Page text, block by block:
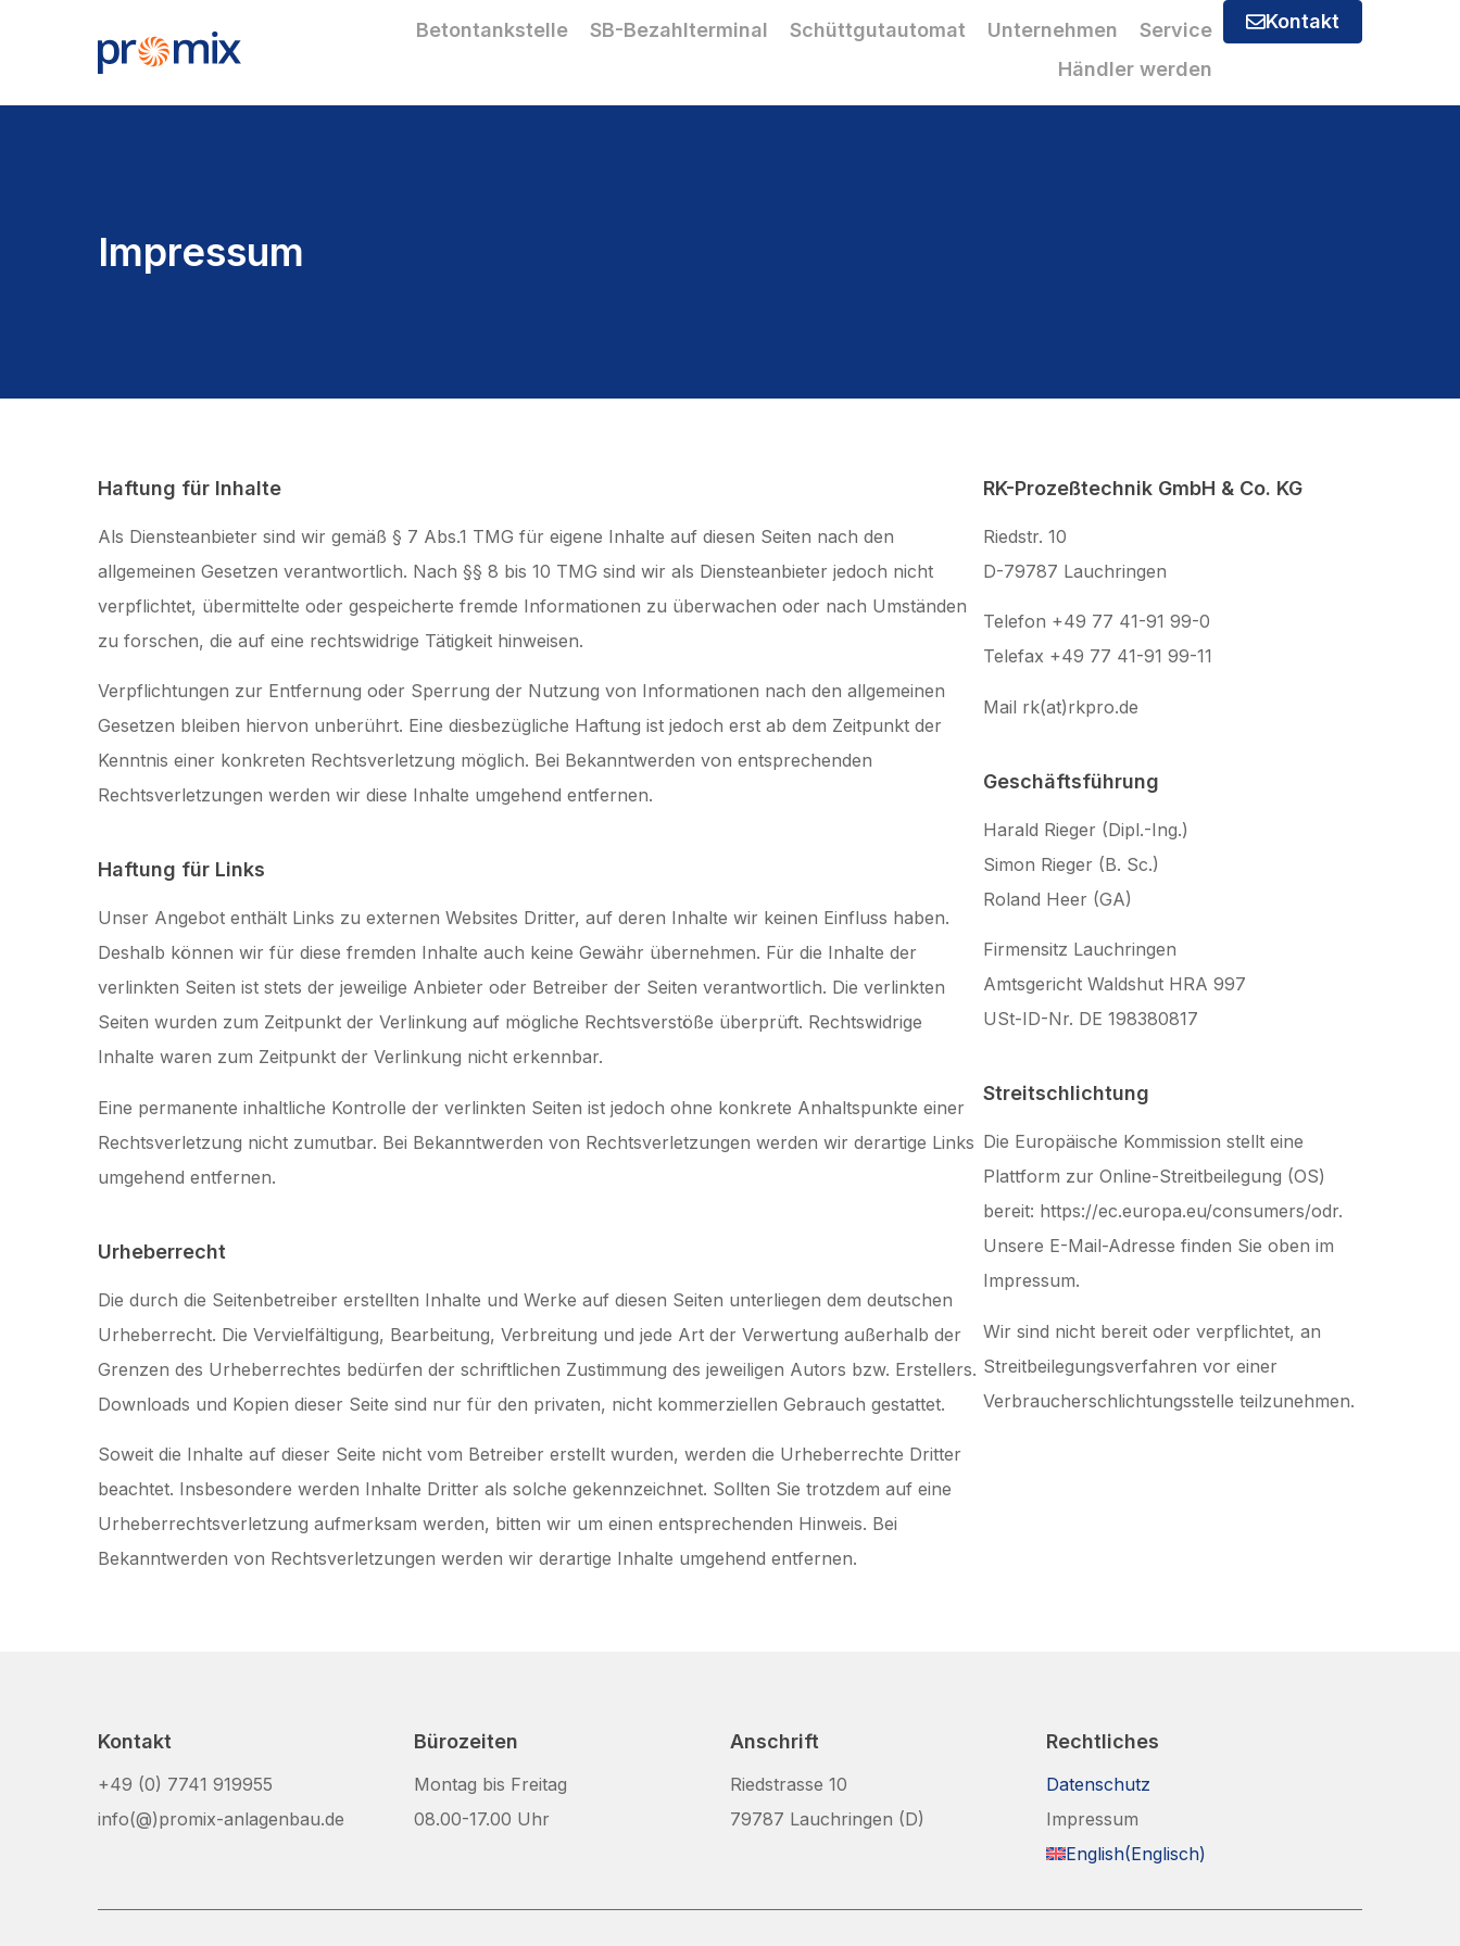
Betontankstelle SB-Bezahlterminal Schüttgutautomat Unternehmen
Service
Händler werden
Kontakt
Impressum
Haftung für Inhalte
Als Diensteanbieter sind wir gemäß § 7 Abs.1 TMG für eigene Inhalte auf diesen Seiten nach den
allgemeinen Gesetzen verantwortlich. Nach §§ 8 bis 10 TMG sind wir als Diensteanbieter jedoch nicht
verpflichtet, übermittelte oder gespeicherte fremde Informationen zu überwachen oder nach Umständen
zu forschen, die auf eine rechtswidrige Tätigkeit hinweisen.
Verpflichtungen zur Entfernung oder Sperrung der Nutzung von Informationen nach den allgemeinen
Gesetzen bleiben hiervon unberührt. Eine diesbezügliche Haftung ist jedoch erst ab dem Zeitpunkt der
Kenntnis einer konkreten Rechtsverletzung möglich. Bei Bekanntwerden von entsprechenden
Rechtsverletzungen werden wir diese Inhalte umgehend entfernen.
Haftung für Links
Unser Angebot enthält Links zu externen Websites Dritter, auf deren Inhalte wir keinen Einfluss haben.
Deshalb können wir für diese fremden Inhalte auch keine Gewähr übernehmen. Für die Inhalte der
verlinkten Seiten ist stets der jeweilige Anbieter oder Betreiber der Seiten verantwortlich. Die verlinkten
Seiten wurden zum Zeitpunkt der Verlinkung auf mögliche Rechtsverstöße überprüft. Rechtswidrige
Inhalte waren zum Zeitpunkt der Verlinkung nicht erkennbar.
Eine permanente inhaltliche Kontrolle der verlinkten Seiten ist jedoch ohne konkrete Anhaltspunkte einer
Rechtsverletzung nicht zumutbar. Bei Bekanntwerden von Rechtsverletzungen werden wir derartige Links
umgehend entfernen.
Urheberrecht
Die durch die Seitenbetreiber erstellten Inhalte und Werke auf diesen Seiten unterliegen dem deutschen
Urheberrecht. Die Vervielfältigung, Bearbeitung, Verbreitung und jede Art der Verwertung außerhalb der
Grenzen des Urheberrechtes bedürfen der schriftlichen Zustimmung des jeweiligen Autors bzw. Erstellers.
Downloads und Kopien dieser Seite sind nur für den privaten, nicht kommerziellen Gebrauch gestattet.
Soweit die Inhalte auf dieser Seite nicht vom Betreiber erstellt wurden, werden die Urheberrechte Dritter
beachtet. Insbesondere werden Inhalte Dritter als solche gekennzeichnet. Sollten Sie trotzdem auf eine
Urheberrechtsverletzung aufmerksam werden, bitten wir um einen entsprechenden Hinweis. Bei
Bekanntwerden von Rechtsverletzungen werden wir derartige Inhalte umgehend entfernen.
RK-Prozeßtechnik GmbH & Co. KG
Riedstr. 10
D-79787 Lauchringen
Telefon +49 77 41-91 99-0
Telefax +49 77 41-91 99-11
Mail rk(at)rkpro.de
Geschäftsführung
Harald Rieger (Dipl.-Ing.)
Simon Rieger (B. Sc.)
Roland Heer (GA)
Firmensitz Lauchringen
Amtsgericht Waldshut HRA 997
USt-ID-Nr. DE 198380817
Streitschlichtung
Die Europäische Kommission stellt eine
Plattform zur Online-Streitbeilegung (OS)
bereit: https://ec.europa.eu/consumers/odr.
Unsere E-Mail-Adresse finden Sie oben im
Impressum.
Wir sind nicht bereit oder verpflichtet, an
Streitbeilegungsverfahren vor einer
Verbraucherschlichtungsstelle teilzunehmen.
Kontakt
+49 (0) 7741 919955
info(@)promix-anlagenbau.de
Bürozeiten
Montag bis Freitag
08.00-17.00 Uhr
Anschrift
Riedstrasse 10
79787 Lauchringen (D)
Rechtliches
Datenschutz
Impressum
English(Englisch)